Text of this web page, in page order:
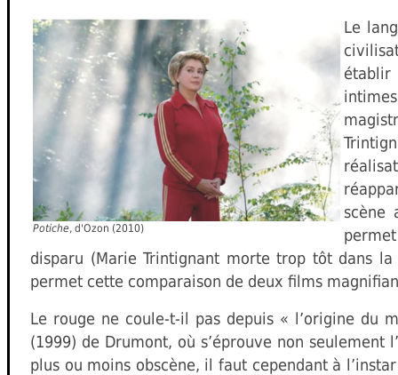
Potiche, d'Ozon (2010)
Le
établir
scène
disparu (Marie Trintignant morte trop tôt dans
permet cette comparaison de deux films
Le rouge ne coule-t-il pas depuis « l’origine
(1999) de Drumont, où s’éprouve non
plus ou moins obscène, il faut cependant à